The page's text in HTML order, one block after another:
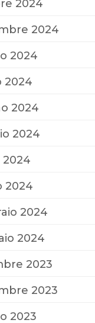
2024
2024
2024
2024
2024
2024
2024
2024
2024
2023
2023
2023